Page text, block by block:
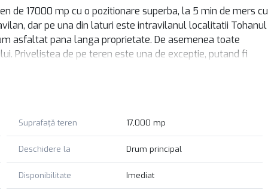
de 17000 mp cu o pozitionare superba, la 5 min de mers cu
dar pe una din laturi este intravilanul localitatii Tohanul
asfaltat pana langa proprietate. De asemenea toate
Privelistea de pe teren este una de exceptie, putand fi
Brasov(30min), Bran(5min), terenul se preteaza foarte
Suprafață teren 17,000 mp
Deschidere la Drum principal
Disponibilitate Imediat